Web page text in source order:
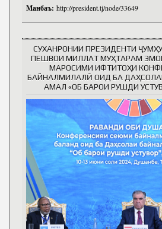
Манбаъ: http://president.tj/node/33649
СУХАНРОНИИ ПРЕЗИДЕНТИ
ПЕШВОИ МИЛЛАТ МУҲТАРАМ
МАРОСИМИ ИФТИТОҲИ
БАЙНАЛМИЛАЛӢ ОИД БА
АМАЛ «ОБ БАРОИ РУШДИ